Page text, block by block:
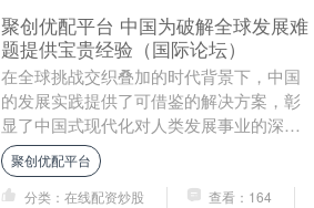
聚创优配平台 中国为破解全球发展难
题提供宝贵经验（国际论坛）
在全球挑战交织叠加的时代背景下，中国
的发展实践提供了可借鉴的解决方案，彰
显了中国式现代化对人类发展事业的深远
意义 当今世界面临饥饿、贫困等诸多难
题，单边主义、保....
聚创优配平台
分类：在线配资炒股
查看：164